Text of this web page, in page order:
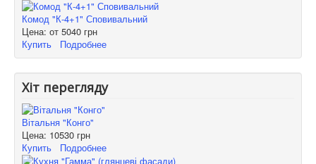
Комод "К-4+1" Сповивальний
Цена: от 5040 грн
Купить
Подробнее
Хіт перегляду
Вітальня "Конго"
Цена: 10530 грн
Купить
Подробнее